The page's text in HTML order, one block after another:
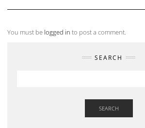
You must be logged in to post a comment.
SEARCH
SEARCH